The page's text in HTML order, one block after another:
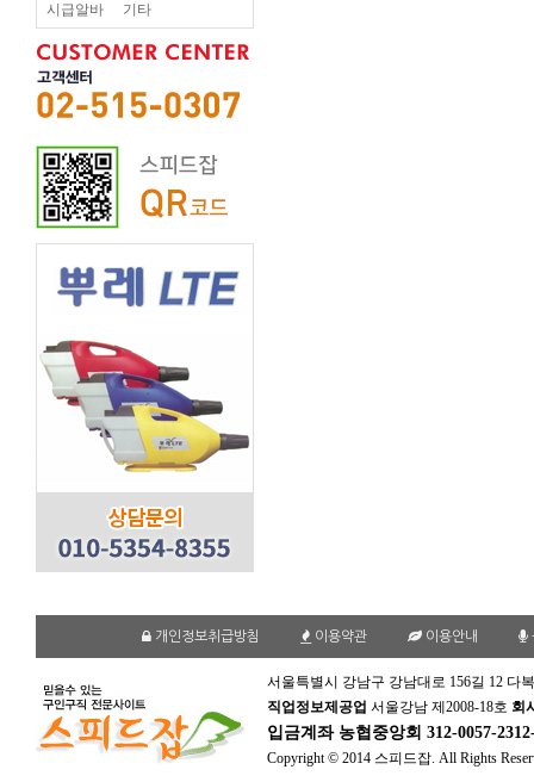
시급알바 기타
개인정보취급방침 이용약관 이용안내
서울특별시 강남구 강남대로 156길 12 다
직업정보제공업 서울강남 제2008-18호 회
입금계좌 농협중앙회 312-0057-
Copyright © 2014 스피드잡. All Rights